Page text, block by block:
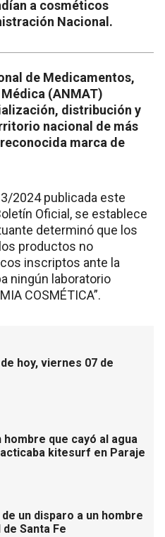
a cosméticos
Nacional.
de Medicamentos,
(ANMAT)
distribución y
nacional de más
marca de
2024 publicada este
Oficial, se establece
determinó que los
productos no
inscriptos ante la
ningún laboratorio
COSMÉTICA”.
hoy, viernes 07 de
hombre que cayó al agua
kitesurf en Paraje
un disparo a un hombre
Santa Fe